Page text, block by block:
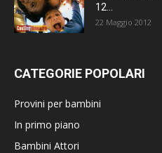
12...
22 Maggio 2012
CATEGORIE POPOLARI
Provini per bambini
In primo piano
Bambini Attori